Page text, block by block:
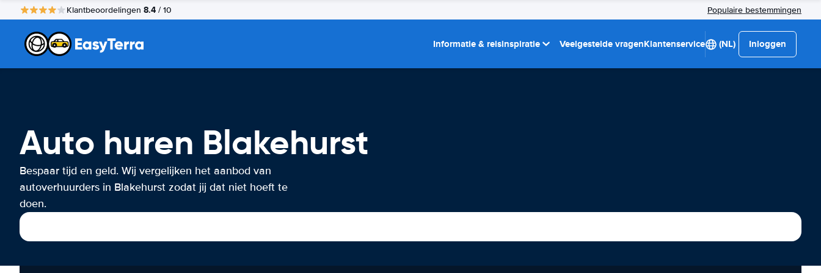
Klantbeoordelingen 8.4 / 10 Populaire bestemmingen
Informatie & reisinspiratie Veelgestelde vragenKlantenservice (NL) Inloggen
Auto huren Blakehurst
Bespaar tijd en geld. Wij vergelijken het aanbod van
autoverhuurders in Blakehurst zodat jij dat niet hoeft te
doen.